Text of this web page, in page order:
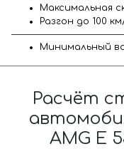
Максимальная
Разгон до 100
Минимальный
Расчёт
AMG E